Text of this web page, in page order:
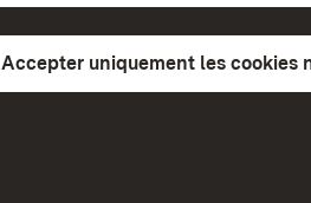
Accepter uniquement les cookies